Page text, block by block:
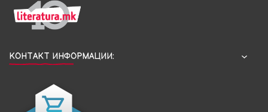
КОНТАКТ ИНФОРМАЦИИ: